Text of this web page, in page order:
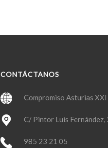
CONTÁCTANOS
Compromiso Asturias XXI
C/ Pintor Luis Fernández,
985 23 21 05